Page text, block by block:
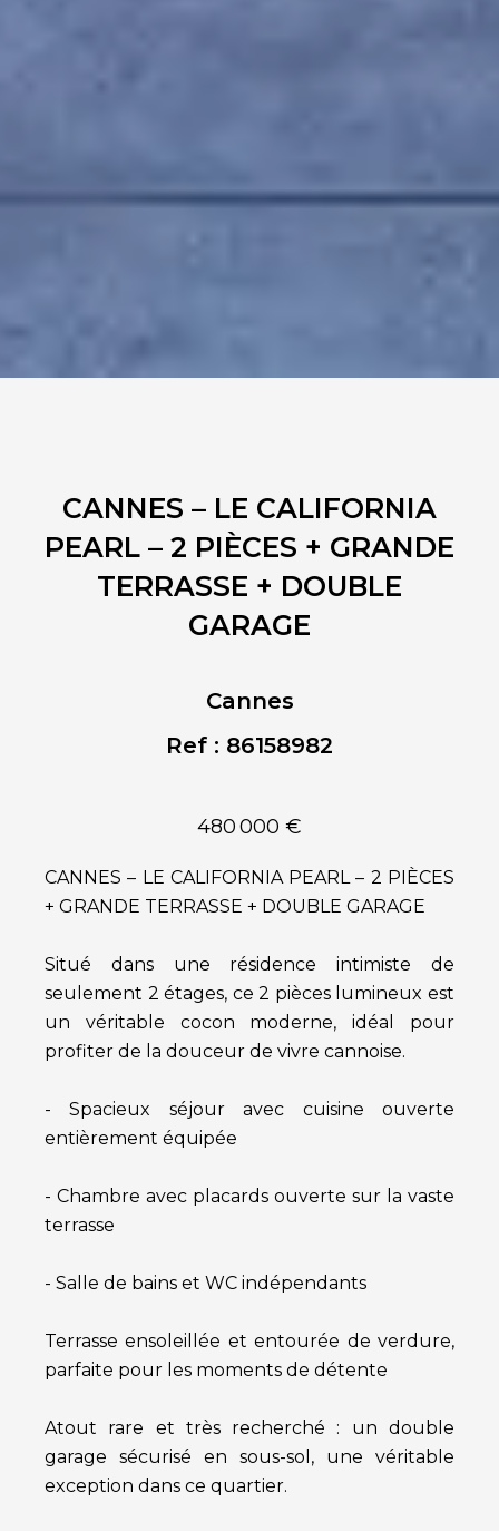
CANNES – LE CALIFORNIA
PEARL – 2 PIÈCES + GRANDE
TERRASSE + DOUBLE
GARAGE
Cannes
Ref : 86158982
480 000 €
CANNES – LE CALIFORNIA PEARL – 2 PIÈCES
+ GRANDE TERRASSE + DOUBLE GARAGE
Situé dans une résidence intimiste de
seulement 2 étages, ce 2 pièces lumineux est
un véritable cocon moderne, idéal pour
profiter de la douceur de vivre cannoise.
- Spacieux séjour avec cuisine ouverte
entièrement équipée
- Chambre avec placards ouverte sur la vaste
terrasse
- Salle de bains et WC indépendants
Terrasse ensoleillée et entourée de verdure,
parfaite pour les moments de détente
Atout rare et très recherché : un double
garage sécurisé en sous-sol, une véritable
exception dans ce quartier.